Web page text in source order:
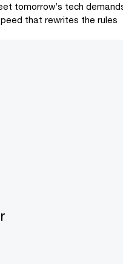
tomorrow’s tech
that rewrites the rules